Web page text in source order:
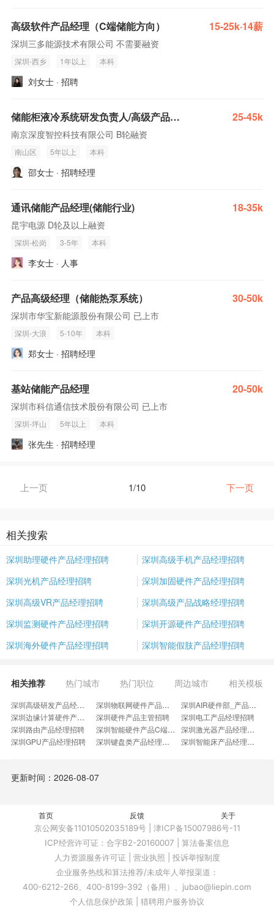
高级软件产品经理（C端储能方向） 15-25k·14薪
深圳三多能源技术有限公司 不需要融资
深圳-西乡 1年以上 本科
刘女士 · 招聘
储能柜液冷系统研发负责人/高级产品经理 25-45k
南京深度智控科技有限公司 B轮融资
南山区 5年以上 本科
邵女士 · 招聘经理
通讯储能产品经理(储能行业) 18-35k
昆宇电源 D轮及以上融资
深圳-松岗 3-5年 本科
李女士 · 人事
产品高级经理（储能热泵系统） 30-50k
深圳市华宝新能源股份有限公司 已上市
深圳-大浪 5-10年 本科
郑女士 · 招聘经理
基站储能产品经理 20-50k
深圳市科信通信技术股份有限公司 已上市
深圳-坪山 5年以上 本科
张先生 · 招聘经理
上一页 1/10 下一页
相关搜索
深圳助理硬件产品经理招聘
深圳高级手机产品经理招聘
深圳光机产品经理招聘
深圳加固硬件产品经理招聘
深圳高级VR产品经理招聘
深圳高级产品战略经理招聘
深圳监测硬件产品经理招聘
深圳开源硬件产品经理招聘
深圳海外硬件产品经理招聘
深圳智能假肢产品经理招聘
相关推荐 热门城市 热门职位 周边城市 相关模板
深圳高级研发产品经理招聘 深圳物联网硬件产品经理招聘
深圳AIR硬件部_产品经理招聘
深圳边缘计算硬件产品经理招聘
深圳硬件产品主管招聘
深圳电工产品经理招聘
深圳路由产品经理招聘
深圳智能硬件产品C端产品招聘
深圳激光器产品经理招聘
深圳GPU产品经理招聘
深圳键盘类产品经理招聘
深圳智能床产品经理招聘
深圳路由器研发产品经理招聘
深圳热泵产品经理招聘
深圳家储产品总监招聘 深圳视频产品专家招聘
更新时间：2026-08-07
首页 反馈 关于